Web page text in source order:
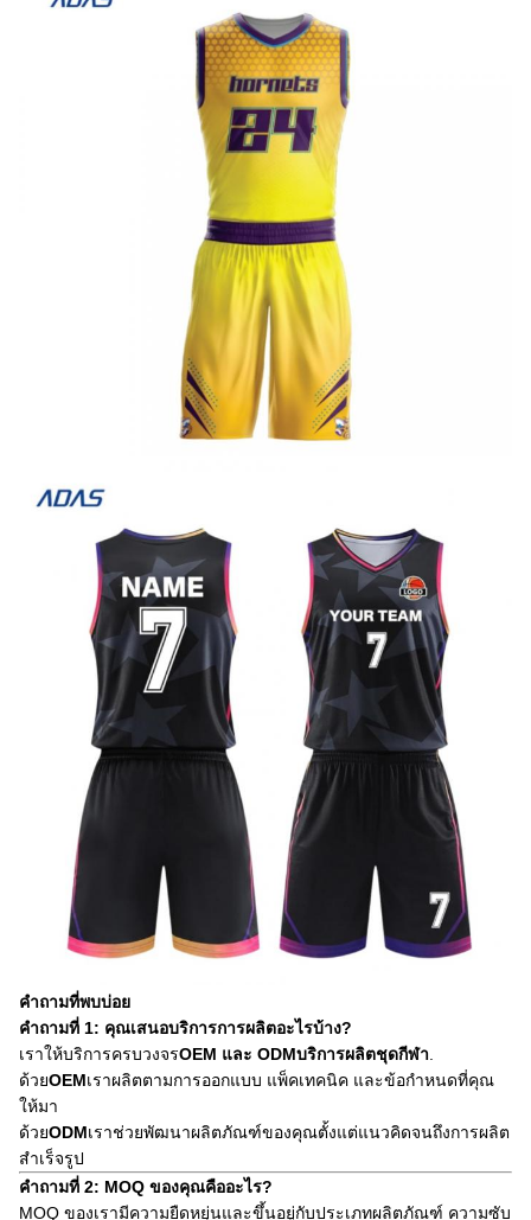
คำถามที่พบบ่อย
คำถามที่ 1: คุณเสนอบริการการผลิตอะไรบ้าง?
เราให้บริการครบวงจรOEM และ ODMบริการผลิตชุดกีฬา
ด้วยOEMเราผลิตตามการออกแบบ แพ็คเทคนิค และข้อกำหนดที่คุณ
ให้มา
ด้วยODMเราช่วยพัฒนาผลิตภัณฑ์ของคุณตั้งแต่แนวคิดจนถึงการผลิต
สำเร็จรูป
คำถามที่ 2: MOQ ของคุณคืออะไร?
MOQ ของเรามีความยืดหยุ่นและขึ้นอยู่กับประเภทผลิตภัณฑ์ ความซับ